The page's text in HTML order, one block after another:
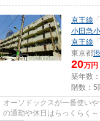
京王線 「
小田急
京王線 「
東京都
20万円
築年数
階数：5
オーソドックスが一番使い
の通勤や休日はらっくらく